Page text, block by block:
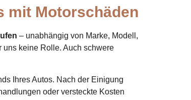
mit Motorschäden
– unabhängig von Marke, Modell,
uns keine Rolle. Auch schwere
Ihres Autos. Nach der Einigung
oder versteckte Kosten